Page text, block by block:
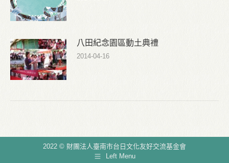
八田紀念園區動土典禮
2014-04-16
2022 © 財團法人臺南市台日文化友好交流基金會
Left Menu